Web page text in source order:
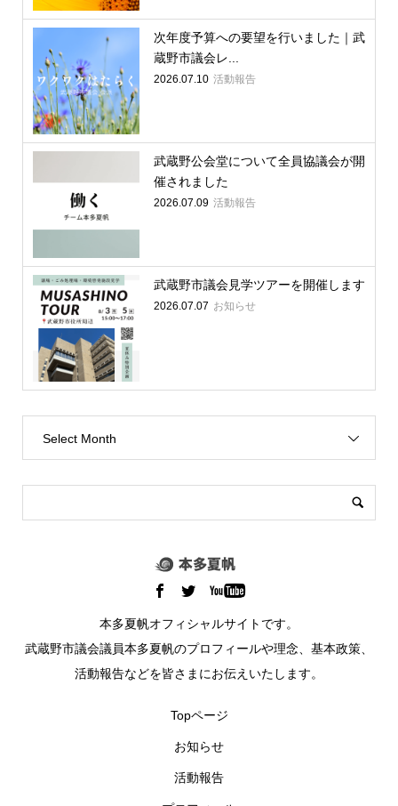
次年度予算への要望を行いました｜武
蔵野市議会レ...
2026.07.10 活動報告
武蔵野公会堂について全員協議会が開
催されました
2026.07.09 活動報告
武蔵野市議会見学ツアーを開催します
2026.07.07 お知らせ
Select Month
本多夏帆オフィシャルサイトです。
武蔵野市議会議員本多夏帆のプロフィールや理念、基本政策、
活動報告などを皆さまにお伝えいたします。
Topページ
お知らせ
活動報告